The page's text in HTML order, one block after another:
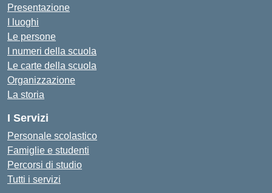
Presentazione
I luoghi
Le persone
I numeri della scuola
Le carte della scuola
Organizzazione
La storia
I Servizi
Personale scolastico
Famiglie e studenti
Percorsi di studio
Tutti i servizi